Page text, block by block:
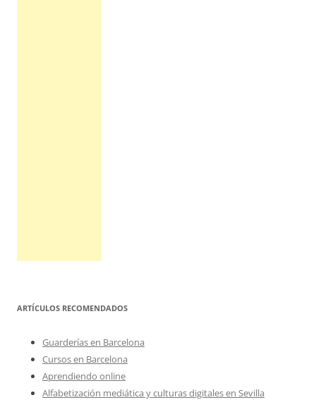
ARTÍCULOS RECOMENDADOS
Guarderías en Barcelona
Cursos en Barcelona
Aprendiendo online
Alfabetización mediática y culturas digitales en Sevilla